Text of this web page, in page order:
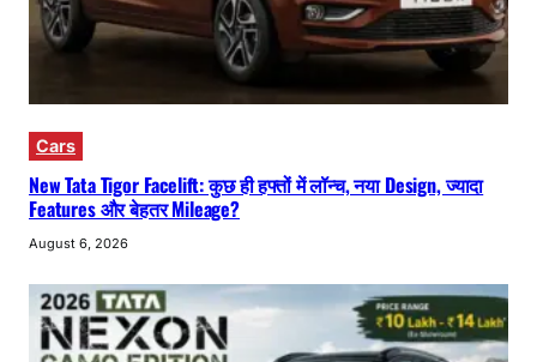
Cars
New Tata Tigor Facelift: कुछ ही हफ्तों में लॉन्च, नया Design, ज्यादा
Features और बेहतर Mileage?
August 6, 2026